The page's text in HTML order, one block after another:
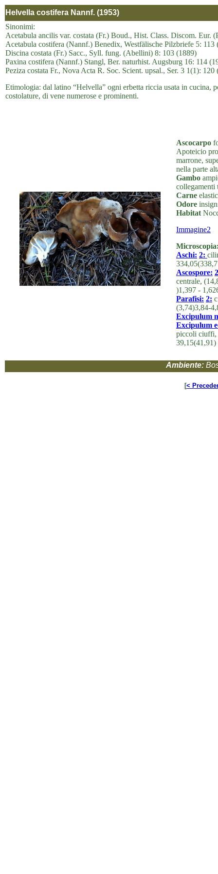
Helvella costifera Nannf. (1953)
Sinonimi:
Acetabula ancilis var. costata (Fr.) Boud., Hist. Class. Discom. Eur.
Acetabula costifera (Nannf.) Benedix, Westfälische Pilzbriefe 5: 113
Discina costata (Fr.) Sacc., Syll. fung. (Abellini) 8: 103 (1889)
Paxina costifera (Nannf.) Stangl, Ber. naturhist. Augsburg 16: 114
Peziza costata Fr., Nova Acta R. Soc. Scient. upsal., Ser. 3 1(1):
Etimologia: dal latino “Helvella” ogni erbetta riccia usata in cucina,
costolature, di vene numerose e prominenti.
Ascocarpo
Apoteicio
marrone,
nella parte
Gambo
collegamenti
Carne
Odore
Habitat
Immagine2
Aschi: 2:
Ascospore:
centrale,
)1,397 -
Parafisi: 2:
(3,74)3,84-
Excipulum
Excipulum
piccoli ciuffi,
Ambiente:
[<